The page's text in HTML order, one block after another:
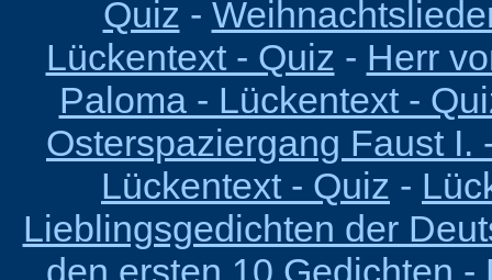
Quiz -
Lückentext - Quiz - Herr
Paloma - Lückentext -
Osterspaziergang Faust I.
Lückentext - Quiz -
Lieblingsgedichten der
den ersten 10 Gedichten -